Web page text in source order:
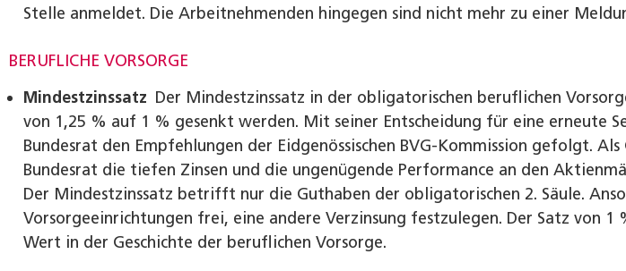
Stelle anmeldet. Die Arbeitnehmenden hingegen sind nicht mehr zu einer
BERUFLICHE VORSORGE
Mindestzinssatz Der Mindestzinssatz in der obligatorischen beruflichen
von 1,25 % auf 1 % gesenkt werden. Mit seiner Entscheidung für eine erneute
Bundesrat den Empfehlungen der Eidgenössischen BVG-Kommission gefolgt.
Bundesrat die tiefen Zinsen und die ungenügende Performance an den
Der Mindestzinssatz betrifft nur die Guthaben der obligatorischen 2. Säule.
Vorsorgeeinrichtungen frei, eine andere Verzinsung festzulegen. Der Satz von
Wert in der Geschichte der beruflichen Vorsorge.